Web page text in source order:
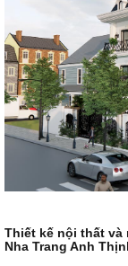
Thiết kế nội thất
Nha Trang Anh